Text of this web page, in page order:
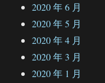
2020 年 6 月
2020 年 5 月
2020 年 4 月
2020 年 3 月
2020 年 1 月